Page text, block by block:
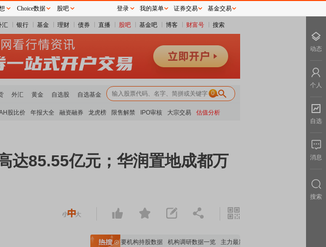
汇 银行 基金 理财 债券 直播 股吧 基金吧 博客 财富号 搜索
外汇 黄金 自选股 自选基金 0
股比价 年报大全 融资融券 龙虎榜 限售解禁 IPO审核 大宗交易 估值分析
达85.55亿元；华润置地成都万
A股估值分析全览 重要机构持股数据 机构调研数据一览 主力最新动向
Choice数据 股吧 登录 我的菜单 证券交易 基金交易
动态
个人
自选
消息
搜索